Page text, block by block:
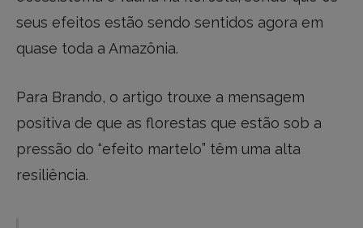
seus efeitos estão sendo sentidos agora em
quase toda a Amazônia.
Para Brando, o artigo trouxe a mensagem
positiva de que as florestas que estão sob a
pressão do “efeito martelo” têm uma alta
resiliência.